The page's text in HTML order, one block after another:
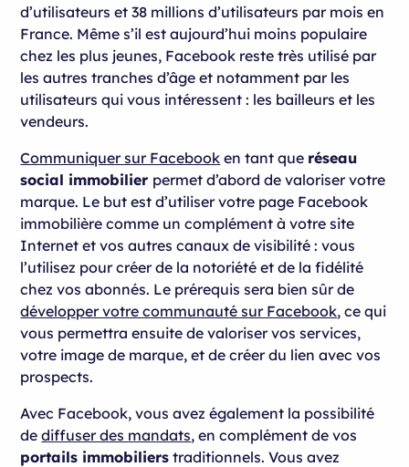
d’utilisateurs et 38 millions d’utilisateurs par mois en
France. Même s’il est aujourd’hui moins populaire
chez les plus jeunes, Facebook reste très utilisé par
les autres tranches d’âge et notamment par les
utilisateurs qui vous intéressent : les bailleurs et les
vendeurs.
Communiquer sur Facebook en tant que réseau
social immobilier permet d’abord de valoriser votre
marque. Le but est d’utiliser votre page Facebook
immobilière comme un complément à votre site
Internet et vos autres canaux de visibilité : vous
l’utilisez pour créer de la notoriété et de la fidélité
chez vos abonnés. Le prérequis sera bien sûr de
développer votre communauté sur Facebook, ce qui
vous permettra ensuite de valoriser vos services,
votre image de marque, et de créer du lien avec vos
prospects.
Avec Facebook, vous avez également la possibilité
dediffuser des mandats, en complément de vos
portails immobiliers traditionnels. Vous avez